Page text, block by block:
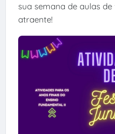
sua semana de aulas
atraente!